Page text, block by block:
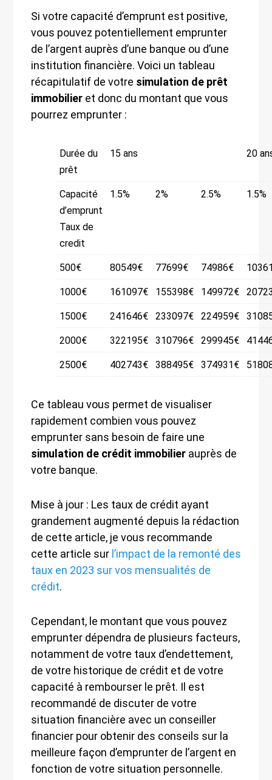
Si votre capacité d’emprunt est positive,
vous pouvez potentiellement emprunter
de l’argent auprès d’une banque ou d’une
institution financière. Voici un tableau
récapitulatif de votre simulation de prêt
immobilier et donc du montant que vous
pourrez emprunter :
Durée du
prêt
15 ans 20
Capacité
d’emprunt
Taux de
credit
1.5% 2% 2.5% 1.5%
500€ 80549€ 77699€ 74986€
1000€ 161097€ 155398€ 149972€
1500€ 241646€ 233097€ 224959€
2000€ 322195€ 310796€ 299945€
2500€ 402743€ 388495€ 374931€
Ce tableau vous permet de visualiser
rapidement combien vous pouvez
emprunter sans besoin de faire une
simulation de crédit immobilier auprès de
votre banque.
Mise à jour : Les taux de crédit ayant
grandement augmenté depuis la rédaction
de cette article, je vous recommande
cette article sur l’impact de la remonté des
taux en 2023 sur vos mensualités de
crédit.
Cependant, le montant que vous pouvez
emprunter dépendra de plusieurs facteurs,
notamment de votre taux d’endettement,
de votre historique de crédit et de votre
capacité à rembourser le prêt. Il est
recommandé de discuter de votre
situation financière avec un conseiller
financier pour obtenir des conseils sur la
meilleure façon d’emprunter de l’argent en
fonction de votre situation personnelle.